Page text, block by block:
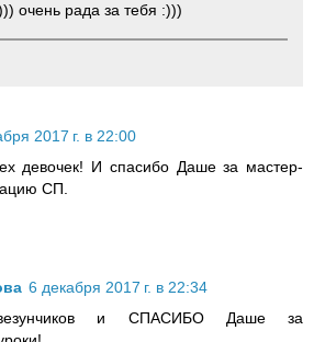
очень рада за тебя :)))
2017 г. в 22:00
девочек! И спасибо Даше за мастер-
СП.
6 декабря 2017 г. в 22:34
везунчиков и СПАСИБО Даше за